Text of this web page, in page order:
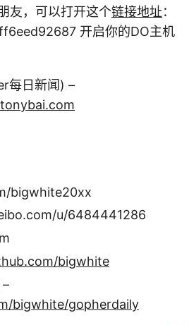
友，可以打开这个链接地址：
开启你的DO主机
每日新闻) –
bigwhite20xx
u/6484441286
bigwhite
bigwhite/gopherdaily